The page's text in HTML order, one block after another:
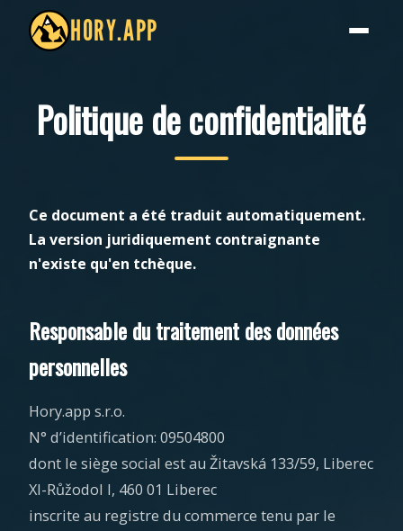
HORY.APP
Politique de confidentialité
Ce document a été traduit automatiquement.
La version juridiquement contraignante
n'existe qu'en tchèque.
Responsable du traitement des données
personnelles
Hory.app s.r.o.
N° d’identification: 09504800
dont le siège social est au Žitavská 133/59, Liberec
XI-Růžodol I, 460 01 Liberec
inscrite au registre du commerce tenu par le